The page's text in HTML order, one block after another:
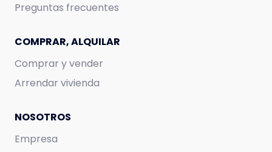
420.000CLP
425.000
Preguntas frecuentes
COMPRAR, ALQUILAR
Comprar y vender
Arrendar vivienda
NOSOTROS
Empresa